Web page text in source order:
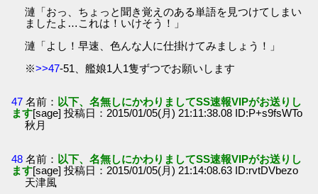
漣「おっ、ちょっと聞き覚えのある単語を見つけてしまい
ましたよ…これは！いけそう！」
漣「よし！早速、色んな人に仕掛けてみましょう！」
※>>47-51、艦娘1人1隻ずつでお願いします
47 名前： 以下、名無しにかわりましてSS速報VIPがお送りし
ます[sage] 投稿日：2015/01/05(月) 21:11:38.08 ID:P+s9fsWTo
秋月
48 名前： 以下、名無しにかわりましてSS速報VIPがお送りし
ます[sage] 投稿日：2015/01/05(月) 21:14:08.63 ID:rvtDVbezo
天津風